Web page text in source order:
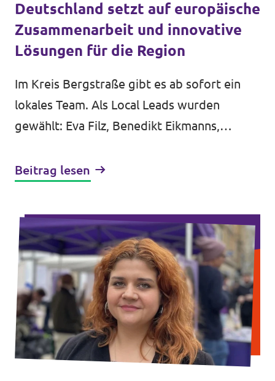
Deutschland setzt auf europäische
Zusammenarbeit und innovative
Lösungen für die Region
Im Kreis Bergstraße gibt es ab sofort ein
lokales Team. Als Local Leads wurden
gewählt: Eva Filz, Benedikt Eikmanns,
Engelter.
Beitrag lesen